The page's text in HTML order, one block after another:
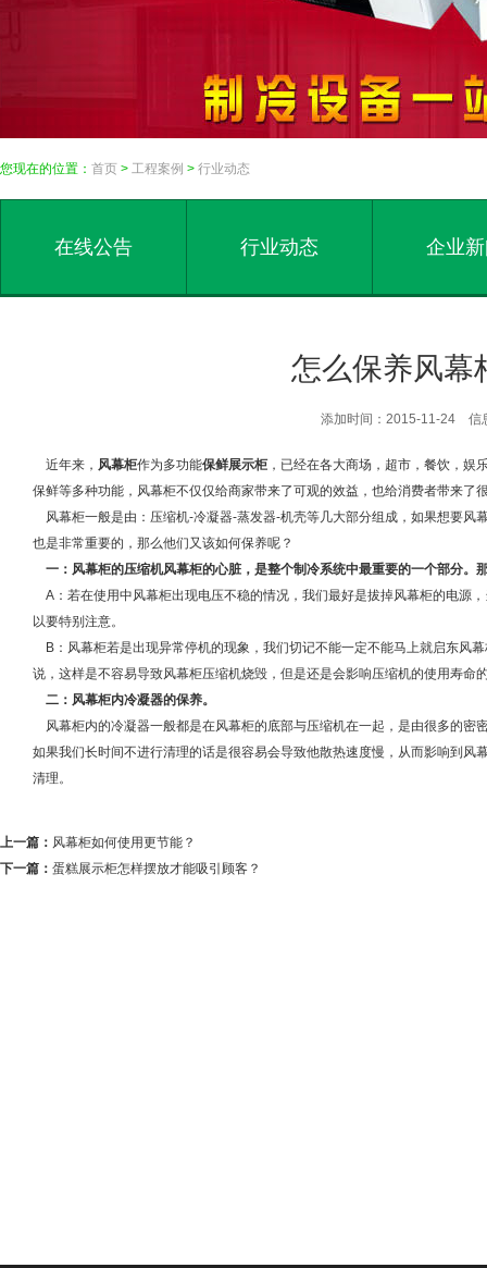
您现在的位置： 首页 > 工程案例 > 行业动态
在线公告 行业动态 企业
怎么保养风幕
添加时间：2015-11-24 信
近年来， 风幕柜作为多功能保鲜展示柜，已经在各大商场，超市，餐饮，娱
保鲜等多种功能，风幕柜不仅仅给商家带来了可观的效益，也给消费者带
风幕柜一般是由：压缩机-冷凝器-蒸发器-机壳等几大部分组成，如果想要风
也是非常重要的，那么他们又该如何保养呢？
一：风幕柜的压缩机风幕柜的心脏，是整个制冷系统中最重要的一个部分。
A：若在使用中风幕柜出现电压不稳的情况，我们最好是拔掉风幕柜的电源
以要特别注意。
B：风幕柜若是出现异常停机的现象，我们切记不能一定不能马上就启东风
说，这样是不容易导致风幕柜压缩机烧毁，但是还是会影响压缩机的使用
二：风幕柜内冷凝器的保养。
风幕柜内的冷凝器一般都是在风幕柜的底部与压缩机在一起，是由很多的密
如果我们长时间不进行清理的话是很容易会导致他散热速度慢，从而影响到
清理。
上一篇： 风幕柜如何使用更节能？
下一篇： 蛋糕展示柜怎样摆放才能吸引顾客？